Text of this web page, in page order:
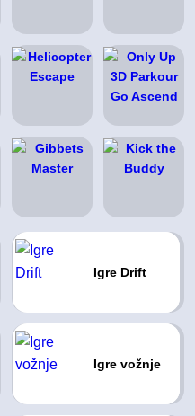
Igre Drift
Igre vožnje